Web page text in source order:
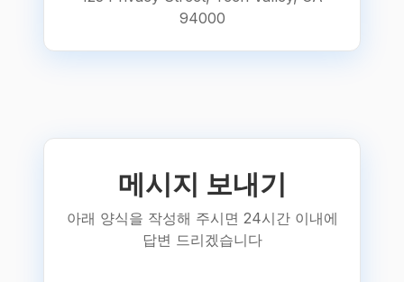
94000
메시지 보내기
아래 양식을 작성해 주시면 24시간 이내에
답변 드리겠습니다